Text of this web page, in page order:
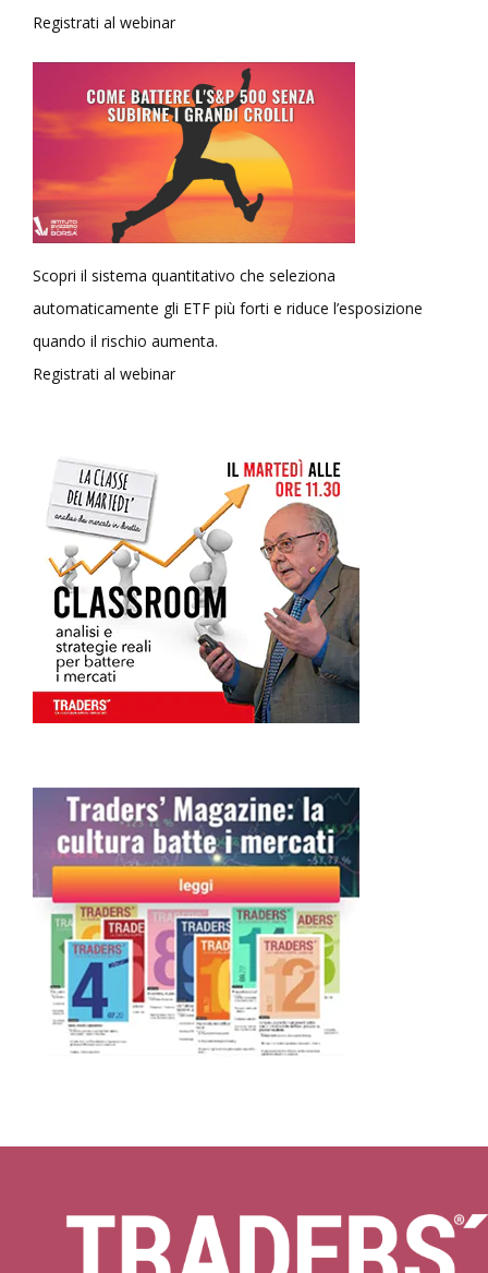
Registrati al webinar
Scopri il sistema quantitativo che seleziona
automaticamente gli ETF più forti e riduce l’esposizione
quando il rischio aumenta.
Registrati al webinar